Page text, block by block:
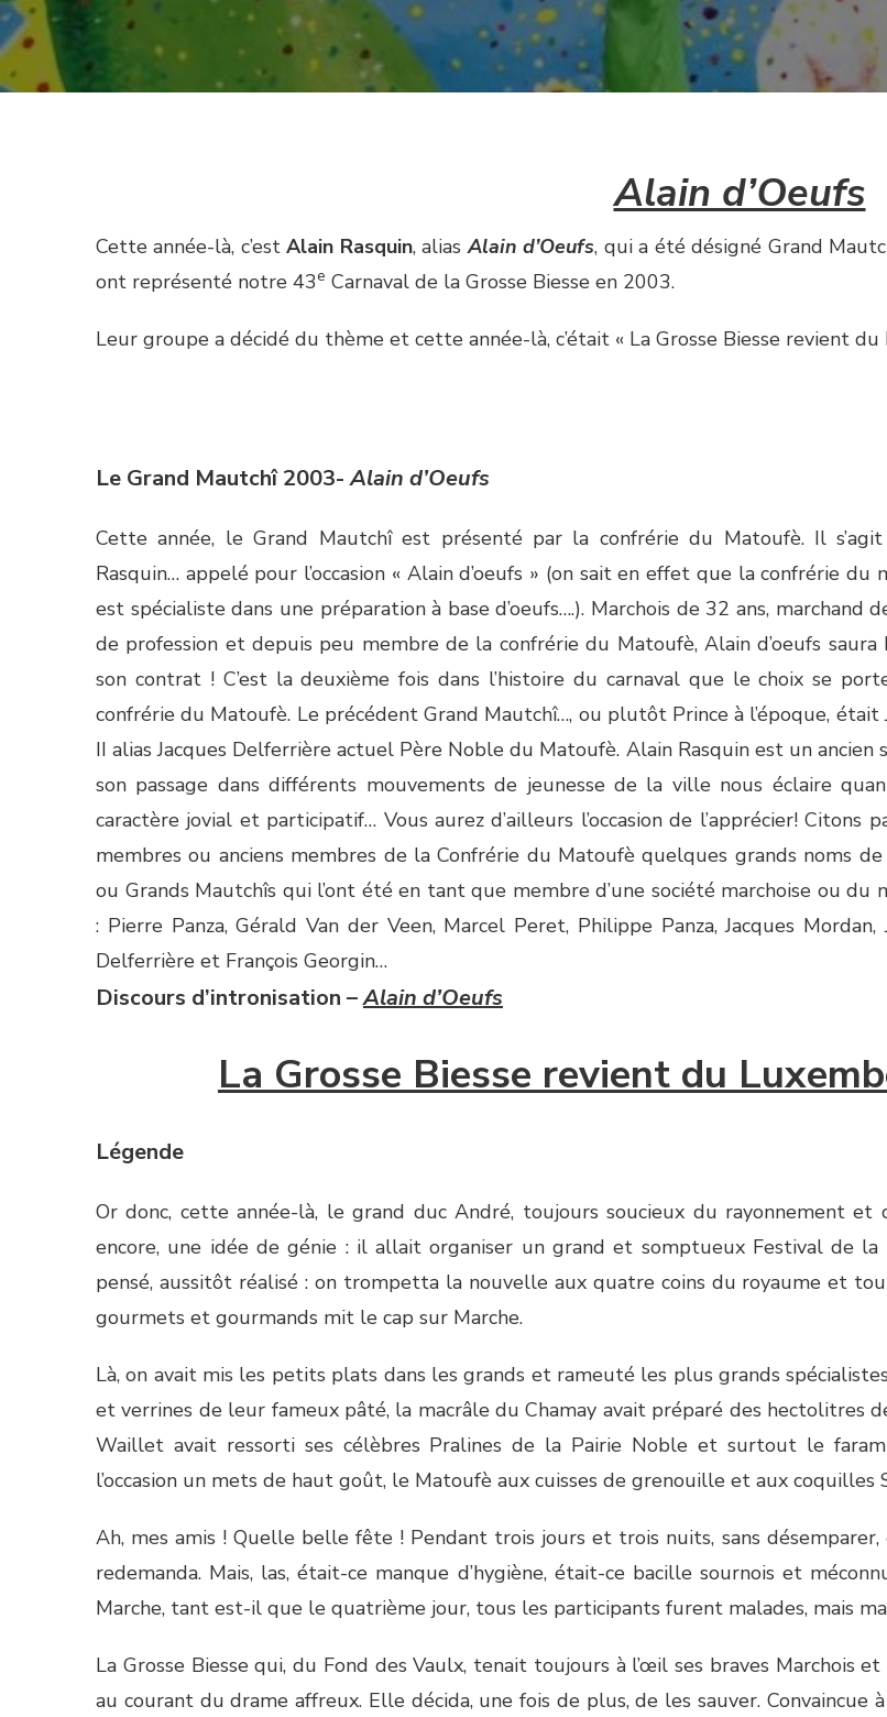
Alain d’Oeufs
Cette année-là, c’estAlain Rasquin, aliasAlain d’Oeufs, qui a été désigné Grand
ont représenté notre 43e Carnaval de la Grosse Biesse en 2003.
Leur groupe a décidé du thème et cette année-là, c’était « La Grosse Biesse revient
Le Grand Mautchî 2003-Alain d’Oeufs
Cette année, le Grand Mautchî est présenté par la confrérie du Matoufè. Il s’agit
Rasquin… appelé pour l’occasion « Alain d’oeufs » (on sait en effet que la confrérie du
est spécialiste dans une préparation à base d’oeufs….). Marchois de 32 ans, marchand
de profession et depuis peu membre de la confrérie du Matoufè, Alain d’oeufs saura
son contrat ! C’est la deuxième fois dans l’histoire du carnaval que le choix se
confrérie du Matoufè. Le précédent Grand Mautchî…, ou plutôt Prince à l’époque, était
II alias Jacques Delferrière actuel Père Noble du Matoufè. Alain Rasquin est un ancien
son passage dans différents mouvements de jeunesse de la ville nous éclaire
caractère jovial et participatif… Vous aurez d’ailleurs l’occasion de l’apprécier! Citons
membres ou anciens membres de la Confrérie du Matoufè quelques grands noms de
ou Grands Mautchîs qui l’ont été en tant que membre d’une société marchoise ou du
: Pierre Panza, Gérald Van der Veen, Marcel Peret, Philippe Panza, Jacques Mordan,
Delferrière et François Georgin…
Discours d’intronisation –Alain d’Oeufs
La Grosse Biesse revient du
Légende
Or donc, cette année-là, le grand duc André, toujours soucieux du rayonnement
encore, une idée de génie : il allait organiser un grand et somptueux Festival de
pensé, aussitôt réalisé : on trompetta la nouvelle aux quatre coins du royaume et
gourmets et gourmands mit le cap sur Marche.
Là, on avait mis les petits plats dans les grands et rameuté les plus grands
et verrines de leur fameux pâté, la macrâle du Chamay avait préparé des hectolitres
Waillet avait ressorti ses célèbres Pralines de la Pairie Noble et surtout le
l’occasion un mets de haut goût, le Matoufè aux cuisses de grenouille et aux coquilles
Ah, mes amis ! Quelle belle fête ! Pendant trois jours et trois nuits, sans désemparer,
redemanda. Mais, las, était-ce manque d’hygiène, était-ce bacille sournois et
Marche, tant est-il que le quatrième jour, tous les participants furent malades, mais
La Grosse Biesse qui, du Fond des Vaulx, tenait toujours à l’œil ses braves
au courant du drame affreux. Elle décida, une fois de plus, de les sauver.